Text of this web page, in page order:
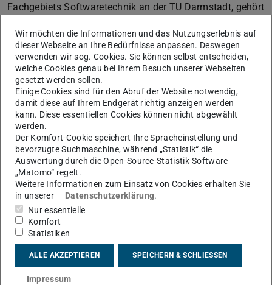
Fachgebiets Softwaretechnik an der TU Darmstadt, gehört
Schwerpunktprogramms „Disruptive
Hauptspeichertechnologien“ an, das die
Deutsche
Forschungsgemeinschaft (DFG)ab 2022 bewilligt hat.
Koordiniert wird das Verbundprojekt an der Universität
Osnabrück. Die gleiche Aufgabe nimmt
Informatik-
Professor Matthias Hollick, Leiter des TU-Fachgebiets
Sichere mobile Netze, im ebenfalls neu eingerichteten
Schwerpunktprogramm „Resilienz in vernetzten Welten –
Beherrschen von Fehlern, Überlast, Angriffen und dem
Unbekannten“ wahr. Die Koordination dieses Verbundes
übernimmt die TU Berlin.
KONTAKT
Wir möchten die Informationen und das Nutzungserlebnis auf
dieser Webseite an Ihre Bedürfnisse anpassen. Deswegen
verwenden wir sog. Cookies. Sie können selbst entscheiden,
welche Cookies genau bei Ihrem Besuch unserer Webseiten
gesetzt werden sollen.
Einige Cookies sind für den Abruf der Website notwendig,
damit diese auf Ihrem Endgerät richtig anzeigen werden
kann. Diese essentiellen Cookies können nicht abgewählt
werden.
Der Komfort-Cookie speichert Ihre Spracheinstellung und
bevorzugte Suchmaschine, während „Statistik“ die
Auswertung durch die Open-Source-Statistik-Software
„Matomo“ regelt.
Weitere Informationen zum Einsatz von Cookies erhalten Sie
in unserer
Datenschutzerklärung.
Nur essentielle
Komfort
Statistiken
ALLE AKZEPTIEREN SPEICHERN & SCHLIESSEN
Impressum